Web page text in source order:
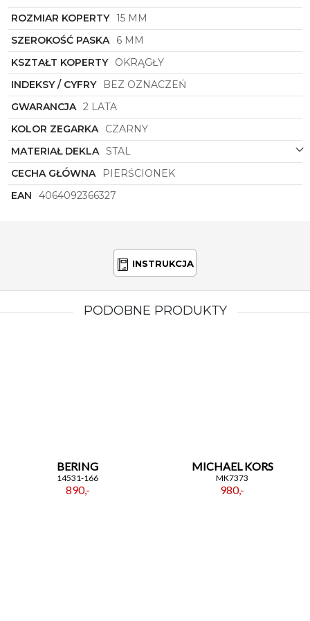
prestiż marki. Dla kobiet ceniących sobie unikatowe
akcesoria i dbających o każdy detal swojego
wyglądu, ten zegarek będzie doskonałym
wyborem, podkreślając ich indywidualny styl i
wyrafinowany gust.
ROZMIAR KOPERTY 15 MM
SZEROKOŚĆ PASKA 6 MM
KSZTAŁT KOPERTY OKRĄGŁY
INDEKSY / CYFRY
BEZ OZNACZEŃ
GWARANCJA 2 LATA
KOLOR ZEGARKA CZARNY
MATERIAŁ DEKLA STAL
CECHA GŁÓWNA
PIERŚCIONEK
EAN
4064092366327
INSTRUKCJA
PODOBNE PRODUKTY
BERING
14531-166
890,-
MICHAEL KORS
MK7373
980,-